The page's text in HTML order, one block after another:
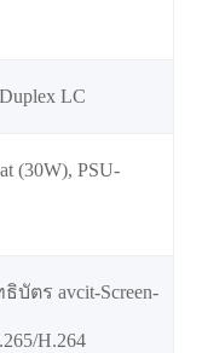
LC
(30W), PSU-
บัตร avcit-Screen-
H.264